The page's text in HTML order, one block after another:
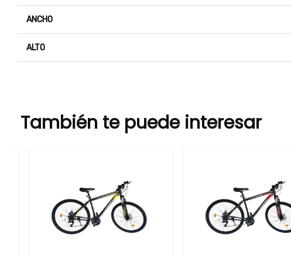
ANCHO
ALTO
También te puede interesar